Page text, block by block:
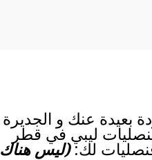
بعيدة عنك و الجديرة
قنصليات ليبي في قطر
قنصليات لك:(ليس هناك